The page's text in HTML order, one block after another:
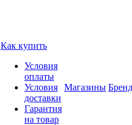
Как купить
Условия
оплаты
Условия
доставки
Гарантия
на товар
Магазины